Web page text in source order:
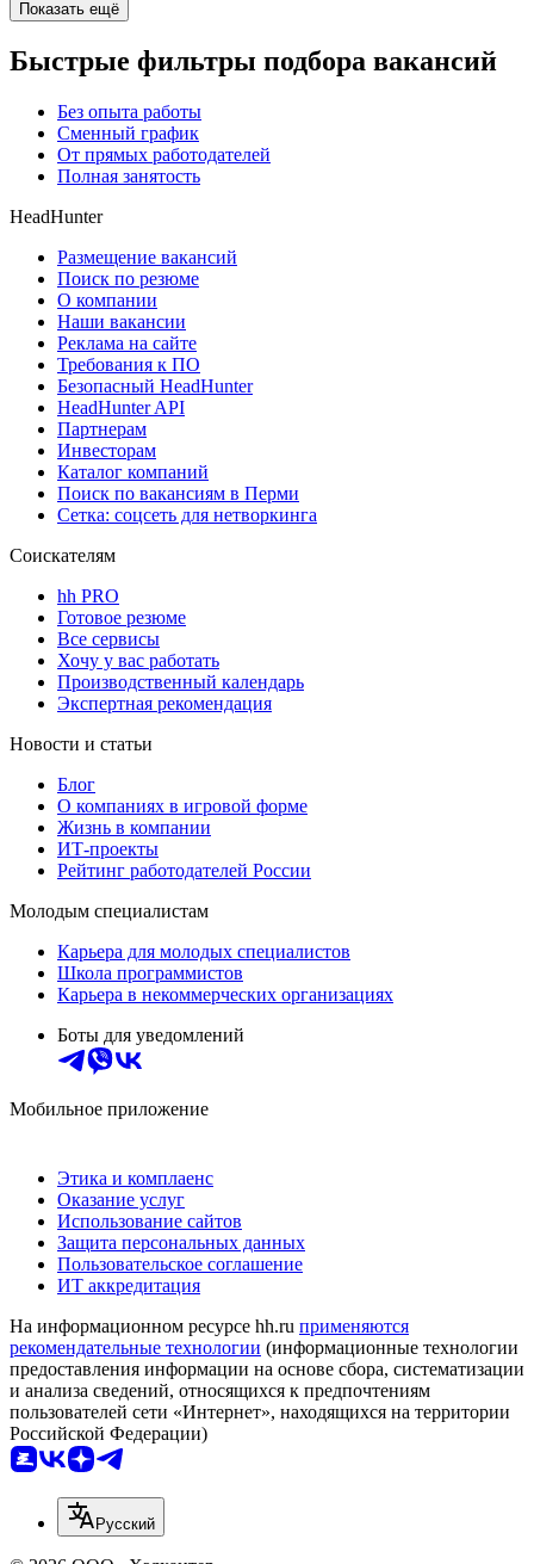
Показать ещё
Быстрые фильтры подбора вакансий
Без опыта работы
Сменный график
От прямых работодателей
Полная занятость
HeadHunter
Размещение вакансий
Поиск по резюме
О компании
Наши вакансии
Реклама на сайте
Требования к ПО
Безопасный HeadHunter
HeadHunter API
Партнерам
Инвесторам
Каталог компаний
Поиск по вакансиям в Перми
Сетка: соцсеть для нетворкинга
Соискателям
hh PRO
Готовое резюме
Все сервисы
Хочу у вас работать
Производственный календарь
Экспертная рекомендация
Новости и статьи
Блог
О компаниях в игровой форме
Жизнь в компании
ИТ-проекты
Рейтинг работодателей России
Молодым специалистам
Карьера для молодых специалистов
Школа программистов
Карьера в некоммерческих организациях
Боты для уведомлений
Мобильное приложение
Этика и комплаенс
Оказание услуг
Использование сайтов
Защита персональных данных
Пользовательское соглашение
ИТ аккредитация
На информационном ресурсе hh.ru применяются
рекомендательные технологии (информационные технологии
предоставления информации на основе сбора, систематизации
и анализа сведений, относящихся к предпочтениям
пользователей сети «Интернет», находящихся на территории
Российской Федерации)
Русский